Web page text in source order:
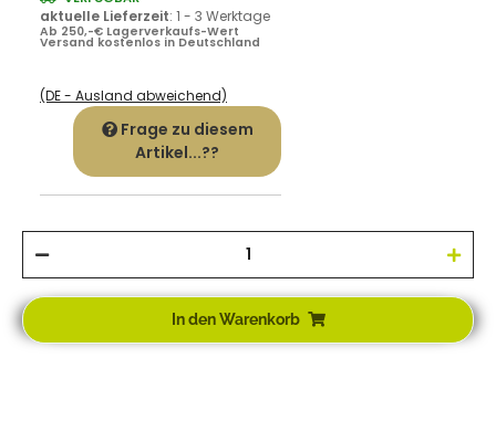
aktuelle Lieferzeit: 1 - 3 Werktage
Ab 250,-€ Lagerverkaufs-Wert
Versand kostenlos in Deutschland
(DE - Ausland abweichend)
Frage zu diesem
Artikel...??
In den Warenkorb